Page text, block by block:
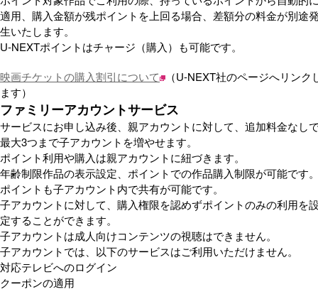
適用、購入金額が残ポイントを上回る場合、差額分の料金が別途
生いたします。
U-NEXTポイントはチャージ（購入）も可能です。
映画チケットの購入割引について
（U-NEXT社のページへリンク
ます）
ファミリーアカウントサービス
サービスにお申し込み後、親アカウントに対して、追加料金なし
最大3つまで子アカウントを増やせます。
ポイント利用や購入は親アカウントに紐づきます。
年齢制限作品の表示設定、ポイントでの作品購入制限が可能です
ポイントも子アカウント内で共有が可能です。
子アカウントに対して、購入権限を認めずポイントのみの利用を
定することができます。
子アカウントは成人向けコンテンツの視聴はできません。
子アカウントでは、以下のサービスはご利用いただけません。
対応テレビへのログイン
クーポンの適用